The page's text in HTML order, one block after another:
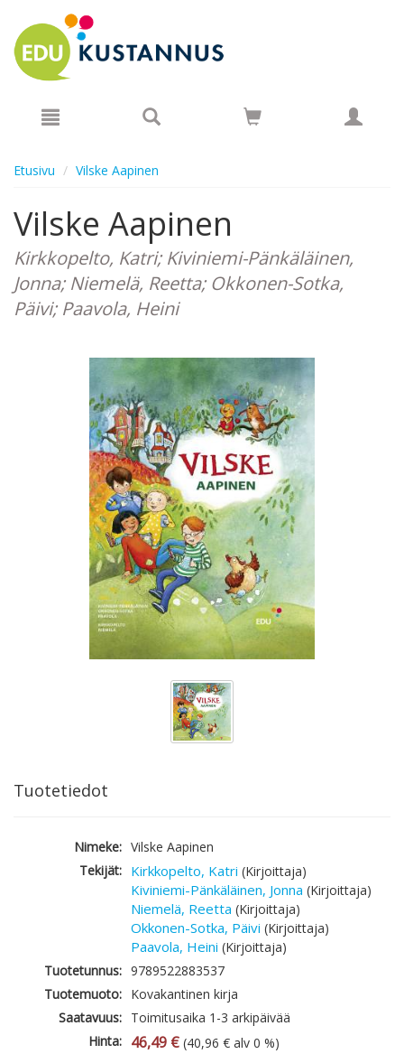
Etusivu Vilske Aapinen
Vilske Aapinen
Kirkkopelto, Katri; Kiviniemi-Pänkäläinen,
Jonna; Niemelä, Reetta; Okkonen-Sotka,
Päivi; Paavola, Heini
Tuotetiedot
Nimeke: Vilske Aapinen
Tekijät: Kirkkopelto, Katri (Kirjoittaja)
Kiviniemi-Pänkäläinen, Jonna (Kirjoittaja)
Niemelä, Reetta (Kirjoittaja)
Okkonen-Sotka, Päivi (Kirjoittaja)
Paavola, Heini (Kirjoittaja)
Tuotetunnus: 9789522883537
Tuotemuoto: Kovakantinen kirja
Saatavuus: Toimitusaika 1-3 arkipäivää
Hinta: 46,49 € (40,96 € alv 0 %)